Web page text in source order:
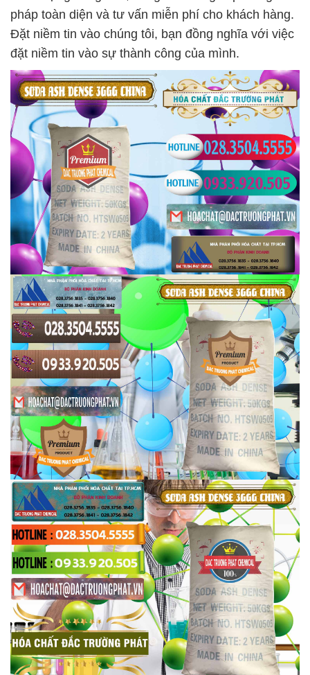
pháp toàn diện và tư vấn miễn phí cho khách hàng.
Đặt niềm tin vào chúng tôi, bạn đồng nghĩa với việc
đặt niềm tin vào sự thành công của mình.